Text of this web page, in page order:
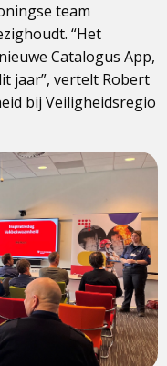
team
“Het
Catalogus App,
jaar”, vertelt Robert
bij Veiligheidsregio